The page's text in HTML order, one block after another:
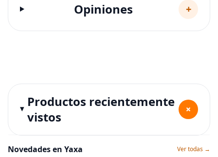
Opiniones +
Productos recientemente
vistos
+
Novedades en Yaxa Ver todas →